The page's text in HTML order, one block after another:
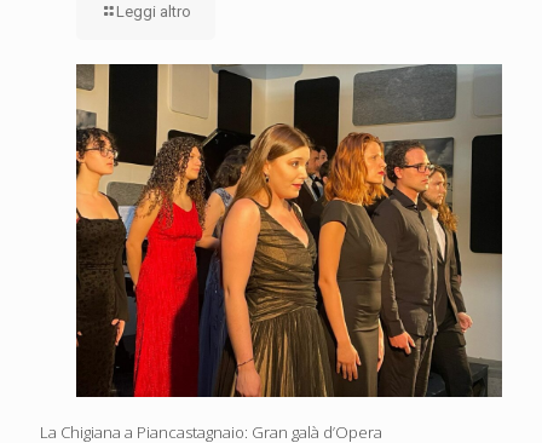
Leggi altro
La Chigiana a Piancastagnaio: Gran galà d’Opera